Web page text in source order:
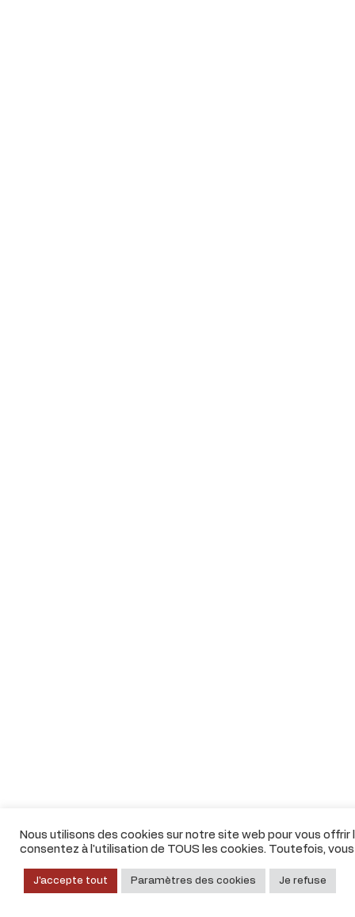
Nous utilisons des cookies sur notre site web pour vous
consentez à l'utilisation de TOUS les cookies. Toutefois,
J'accepte tout Paramètres des cookies Je refuse